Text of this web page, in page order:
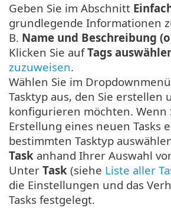
Geben Sie im Abschnitt
grundlegende Informationen
B. Name und Beschreibung
Klicken Sie aufTags
zuzuweisen.
Wählen Sie im Dropdownmenü
Tasktyp aus, den Sie erstellen
konfigurieren möchten. Wenn
Erstellung eines neuen Tasks
bestimmten Tasktyp
Task anhand Ihrer Auswahl
Unter Task (siehe Liste aller
die Einstellungen und das
Tasks festgelegt.